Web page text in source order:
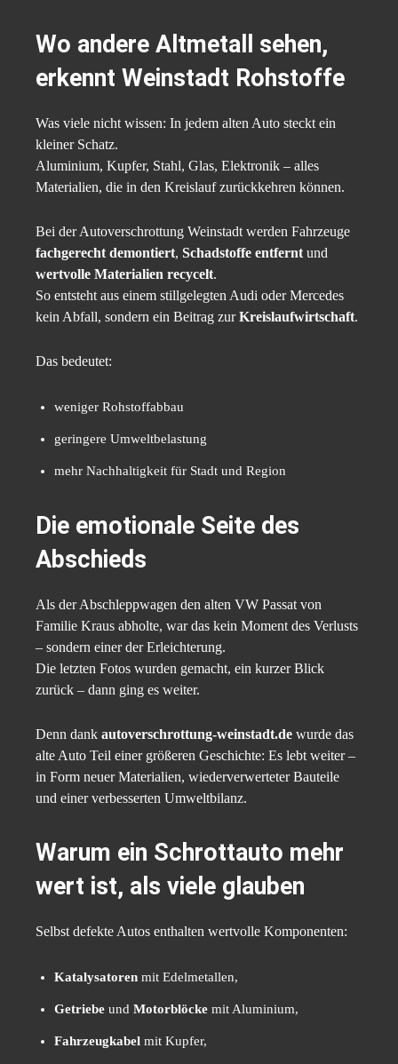
Wo andere Altmetall sehen,
erkennt Weinstadt Rohstoffe
Was viele nicht wissen: In jedem alten Auto steckt ein
kleiner Schatz.
Aluminium, Kupfer, Stahl, Glas, Elektronik – alles
Materialien, die in den Kreislauf zurückkehren können.
Bei der Autoverschrottung Weinstadt werden Fahrzeuge
fachgerecht demontiert, Schadstoffe entfernt und
wertvolle Materialien recycelt.
So entsteht aus einem stillgelegten Audi oder Mercedes
kein Abfall, sondern ein Beitrag zurKreislaufwirtschaft.
Das bedeutet:
weniger Rohstoffabbau
geringere Umweltbelastung
mehr Nachhaltigkeit für Stadt und Region
Die emotionale Seite des
Abschieds
Als der Abschleppwagen den alten VW Passat von
Familie Kraus abholte, war das kein Moment des Verlusts
– sondern einer der Erleichterung.
Die letzten Fotos wurden gemacht, ein kurzer Blick
zurück – dann ging es weiter.
Denn dank autoverschrottung-weinstadt.de wurde das
alte Auto Teil einer größeren Geschichte: Es lebt weiter –
in Form neuer Materialien, wiederverwerteter Bauteile
und einer verbesserten Umweltbilanz.
Warum ein Schrottauto mehr
wert ist, als viele glauben
Selbst defekte Autos enthalten wertvolle Komponenten:
Katalysatoren mit Edelmetallen,
Getriebe und Motorblöcke mit Aluminium,
Fahrzeugkabel mit Kupfer,